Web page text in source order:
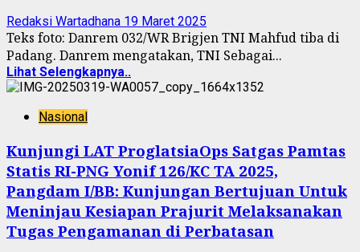
Redaksi Wartadhana 19 Maret 2025
Teks foto: Danrem 032/WR Brigjen TNI Mahfud tiba di
Padang. Danrem mengatakan, TNI Sebagai...
Lihat Selengkapnya..
Nasional
Kunjungi LAT ProglatsiaOps Satgas Pamtas
Statis RI-PNG Yonif 126/KC TA 2025,
Pangdam I/BB: Kunjungan Bertujuan Untuk
Meninjau Kesiapan Prajurit Melaksanakan
Tugas Pengamanan di Perbatasan